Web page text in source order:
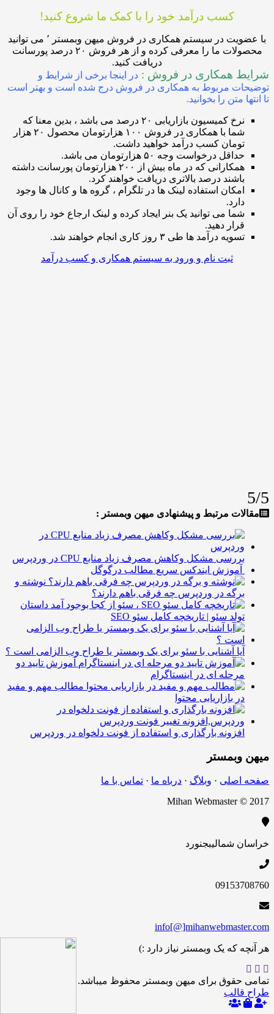
کسب درآمد خود را با کمک ما شروع کنید!
با عضویت در سیستم همکاری در فروش میهن وبمستر ٬ می توانید
محصولات ما را معرفی کرده و از هر فروش ۲۰ درصد پورسانت
دریافت کنید.
شرایط همکاری در فروش : در اینجا برخی از شرایط و
توضیحات مربوط به همکاری در فروش درج شده است و بهتر است
تا انتها متن را بخوانید.
نرخ کمیسیون بازاریابی ۲۰ درصد می باشد ، بدین معنا که
شما با همکاری در فروش ۱۰۰ هزارتومان محصول ۲۰ هزار
تومان کسب درآمد خواهید داشت.
حداقل درخواست وجه ۵۰ هزارتومان می باشد.
همکارانی که در ماه بیش از ۲۰۰ هزارتومان پورسانت داشته
باشند درصد بالاتری دریافت خواهند کرد.
امکان استفاده لینک ها در تلگرام ، گروه ها و کانال ها وجود
دارد.
شما می توانید یک بنر ایجاد کرده و لینک ارجاع خود را روی آن
قرار دهید.
تسویه درآمد ها طی ۳ روز کاری انجام خواهند شد.
ثبت نام و ورود به سیستم همکاری و کسب درآمد
5/5
مقالات مرتبط و پیشنهادی میهن وبمستر :
بررسی مشکل وکاهش مصرف زیاد منابع CPU در وردپرس
آموزش ایندکس سریع مطالب درگوگل
نوشته و
برگه در وردپرس چه فرقی باهم دارند؟
داستان
تولد سئو | تاریخچه کامل سئو SEO
آیا آشنایی با سئو برای یک وبمستر یا طراح وب الزامی است ؟
آموزش تایید دو
مرحله ای در اینستاگرام
مطالب مهم و مفید
در بازاریابی محتوا
افزونه بارگذاری و استفاده از فونت دلخواه در وردپرس
میهن وبمستر
صفحه اصلی · وبلاگ · درباه ما · تماس با ما
Mihan Webmaster © 2017
خراسان شمالیبجنورد
09153708760
info[@]mihanwebmaster.com
هر آنچه که یک وبمستر نیاز دارد :)
تمامی حقوق برای میهن وبمستر محفوظ میباشد.
طراح قالب